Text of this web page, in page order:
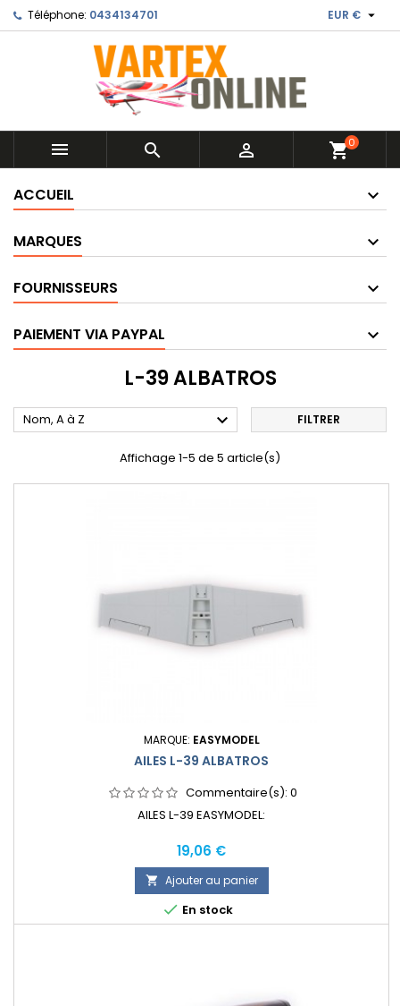
Téléphone: 0434134701 EUR € 
   shopping_cart0
ACCUEIL
MARQUES
FOURNISSEURS
PAIEMENT VIA PAYPAL
L-39 ALBATROS
Nom, A à Z  FILTRER
Affichage 1-5 de 5 article(s)
MARQUE: EASYMODEL
AILES L-39 ALBATROS
Commentaire(s): 0
AILES L-39 EASYMODEL:
Prix
19,06 €
 Ajouter au panier
 En stock